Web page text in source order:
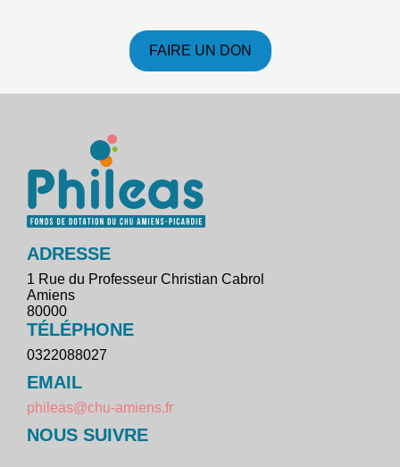
FAIRE UN DON
ADRESSE
1 Rue du Professeur Christian Cabrol
Amiens
80000
TÉLÉPHONE
0322088027
EMAIL
phileas@chu-amiens.fr
NOUS SUIVRE